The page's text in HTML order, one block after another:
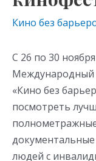
Кино без
С 26 по 30
Международный
«Кино без
посмотреть
людей с